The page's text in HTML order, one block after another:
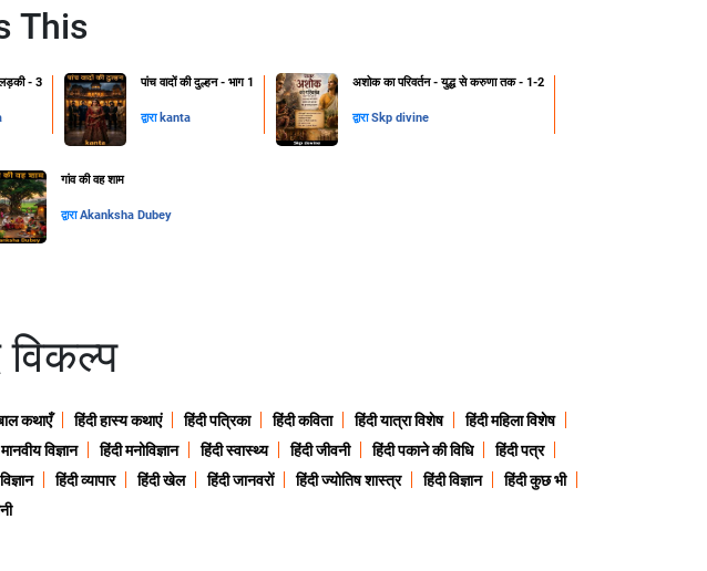
This
- 3 पांच वादों की दुल्हन - भाग 1
द्वारा kanta
अशोक का परिवर्तन - युद्ध से करुणा तक - 1-2
द्वाराSkp divine
गांव की वह शाम
द्वाराAkanksha Dubey
कथाएँ हिंदी हास्य कथाएं हिंदी पत्रिका हिंदी कविता हिंदी यात्रा विशेष
हिंदी महिला विशेष
विज्ञान हिंदी मनोविज्ञान हिंदी स्वास्थ्य हिंदी जीवनी हिंदी पकाने की विधि
हिंदी पत्र
हिंदी व्यापार हिंदी खेल हिंदी जानवरों हिंदी ज्योतिष शास्त्र हिंदी विज्ञान
हिंदी कुछ भी